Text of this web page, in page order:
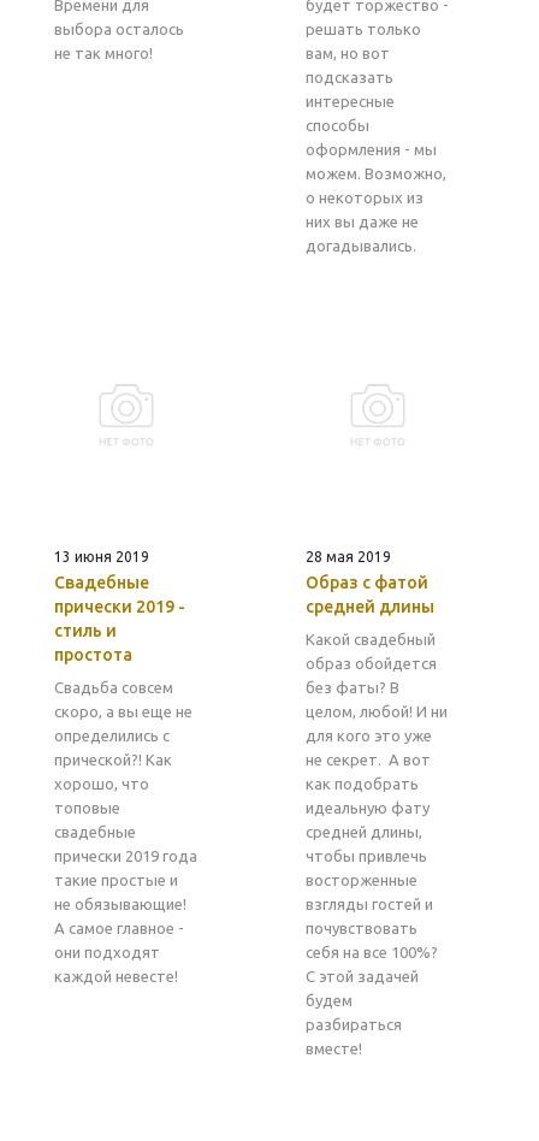
Времени для
выбора осталось
не так много!
будет торжество -
решать только
вам, но вот
подсказать
интересные
способы
оформления - мы
можем. Возможно,
о некоторых из
них вы даже не
догадывались.
13 июня 2019
Свадебные
прически 2019 -
стиль и
простота
Свадьба совсем
скоро, а вы еще не
определились с
прической?! Как
хорошо, что
топовые
свадебные
прически 2019 года
такие простые и
не обязывающие!
А самое главное -
они подходят
каждой невесте!
28 мая 2019
Образ с фатой
средней длины
Какой свадебный
образ обойдется
без фаты? В
целом, любой! И ни
для кого это уже
не секрет. А вот
как подобрать
идеальную фату
средней длины,
чтобы привлечь
восторженные
взгляды гостей и
почувствовать
себя на все 100%?
С этой задачей
будем
разбираться
вместе!